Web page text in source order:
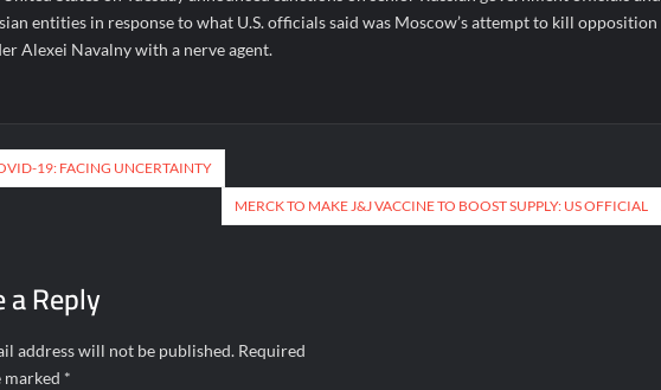
entities in response to what U.S. officials said was Moscow’s attempt to kill opposition
Alexei Navalny with a nerve agent.
19: FACING UNCERTAINTY
MERCK TO MAKE J&J VACCINE TO BOOST SUPPLY: US OFFICIAL
a Reply
address will not be published. Required
marked *